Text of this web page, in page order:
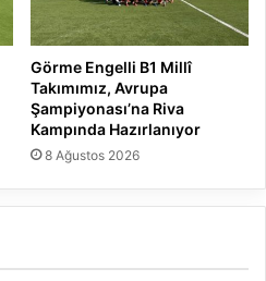
Görme Engelli B1 Millî
Takımımız, Avrupa
Şampiyonası’na Riva
Kampında Hazırlanıyor
8 Ağustos 2026